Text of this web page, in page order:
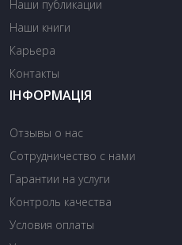
Наши публикации
Наши книги
Карьера
Контакты
ІНФОРМАЦІЯ
Отзывы о нас
Сотрудничество с нами
Гарантии на услуги
Контроль качества
Условия оплаты